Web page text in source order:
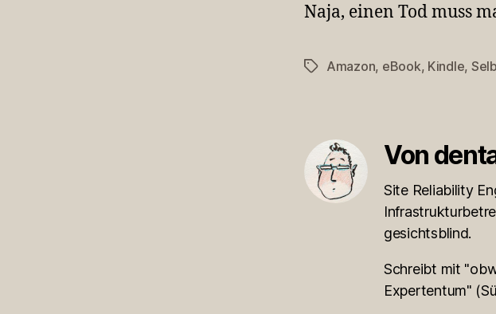
Naja, einen Tod muss
Schlagwörter
Amazon, eBook, Kindle,
Von
Site Reliability
gesichtsblind.
Schreibt mit
Expertentum"